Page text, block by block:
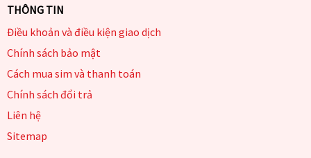
THÔNG TIN
Điều khoản và điều kiện giao dịch
Chính sách bảo mật
Cách mua sim và thanh toán
Chính sách đổi trả
Liên hệ
Sitemap